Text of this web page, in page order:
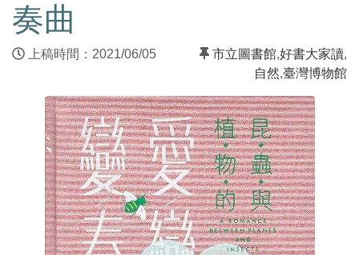
奏曲
上稿時間：2021/06/05 市立圖書館,好書大家讀,
自然,臺灣博物館